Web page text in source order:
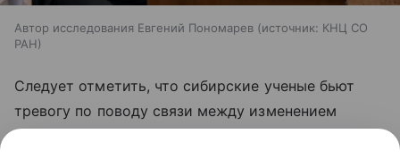
Автор исследования Евгений Пономарев источник: КНЦ СО
РАН
Следует отметить, что сибирские ученые бьют
тревогу по поводу связи между изменением
климата и частотой пожаров в Сибири уже давно.